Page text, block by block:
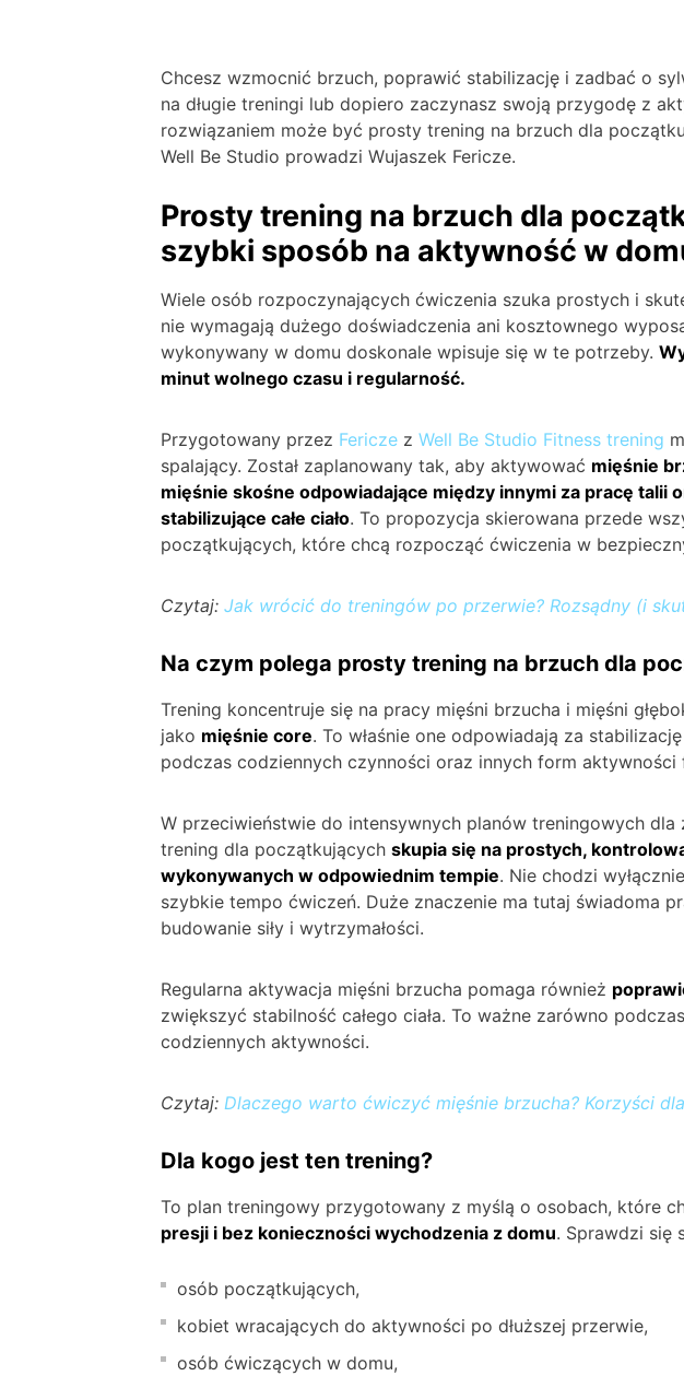
Chcesz wzmocnić brzuch, poprawić stabilizację i zadbać o
na długie treningi lub dopiero zaczynasz swoją przygodę z
rozwiązaniem może być prosty trening na brzuch dla
Well Be Studio prowadzi Wujaszek Fericze.
Prosty trening na brzuch dla
szybki sposób na aktywność w
Wiele osób rozpoczynających ćwiczenia szuka prostych i
nie wymagają dużego doświadczenia ani kosztownego
wykonywany w domu doskonale wpisuje się w te potrzeby.
minut wolnego czasu i regularność.
Przygotowany przez Fericze z Well Be Studio Fitness trening
spalający. Został zaplanowany tak, aby aktywować mięśnie
mięśnie skośne odpowiadające między innymi za pracę talii
stabilizujące całe ciało. To propozycja skierowana przede
początkujących, które chcą rozpocząć ćwiczenia w
Czytaj: Jak wrócić do treningów po przerwie? Rozsądny (i
Na czym polega prosty trening na brzuch dla
Trening koncentruje się na pracy mięśni brzucha i mięśni
jako mięśnie core. To właśnie one odpowiadają za
podczas codziennych czynności oraz innych form aktywności
W przeciwieństwie do intensywnych planów treningowych dla
trening dla początkujących skupia się na prostych,
wykonywanych w odpowiednim tempie. Nie chodzi
szybkie tempo ćwiczeń. Duże znaczenie ma tutaj świadoma
budowanie siły i wytrzymałości.
Regularna aktywacja mięśni brzucha pomaga również
zwiększyć stabilność całego ciała. To ważne zarówno
codziennych aktywności.
Czytaj: Dlaczego warto ćwiczyć mięśnie brzucha? Korzyści
Dla kogo jest ten trening?
To plan treningowy przygotowany z myślą o osobach, które
presji i bez konieczności wychodzenia z domu. Sprawdzi się
osób początkujących,
kobiet wracających do aktywności po dłuższej przerwie,
osób ćwiczących w domu,